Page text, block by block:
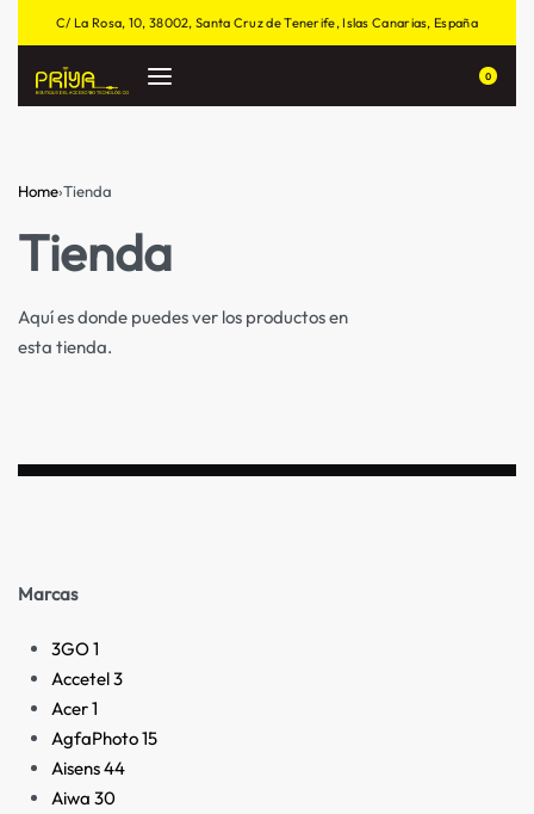
C/ La Rosa, 10, 38002, Santa Cruz de Tenerife, Islas Canarias, España
0
Home›Tienda
Tienda
Aquí es donde puedes ver los productos en
esta tienda.
Marcas
3GO1
Accetel3
Acer1
AgfaPhoto15
Aisens44
Aiwa 30